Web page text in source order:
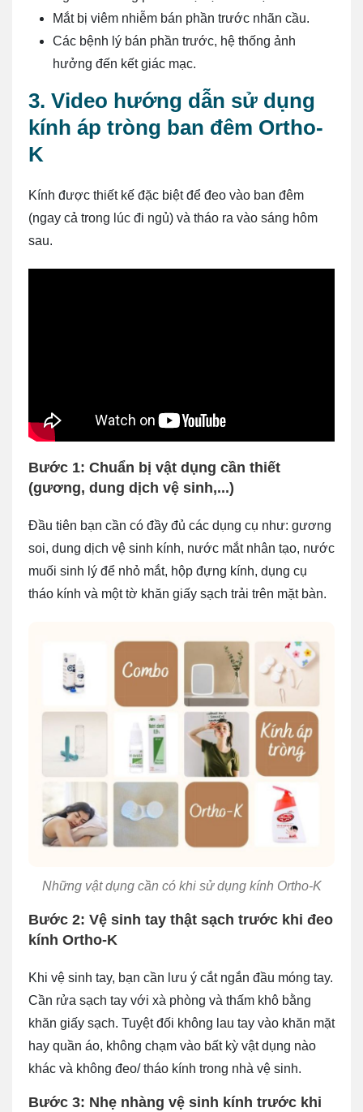
Mắt bị viêm nhiễm bán phần trước nhãn cầu.
Các bệnh lý bán phần trước, hệ thống ảnh
hưởng đến kết giác mạc.
3. Video hướng dẫn sử dụng
kính áp tròng ban đêm Ortho-
K
Kính được thiết kế đặc biệt để đeo vào ban đêm
(ngay cả trong lúc đi ngủ) và tháo ra vào sáng hôm
sau.
Bước 1: Chuẩn bị vật dụng cần thiết
(gương, dung dịch vệ sinh,...)
Đầu tiên bạn cần có đầy đủ các dụng cụ như: gương
soi, dung dịch vệ sinh kính, nước mắt nhân tạo, nước
muối sinh lý để nhỏ mắt, hộp đựng kính, dụng cụ
tháo kính và một tờ khăn giấy sạch trải trên mặt bàn.
Những vật dụng cần có khi sử dụng kính Ortho-K
Bước 2: Vệ sinh tay thật sạch trước khi đeo
kính Ortho-K
Khi vệ sinh tay, bạn cần lưu ý cắt ngắn đầu móng tay.
Cần rửa sạch tay với xà phòng và thấm khô bằng
khăn giấy sạch. Tuyệt đối không lau tay vào khăn mặt
hay quần áo, không chạm vào bất kỳ vật dụng nào
khác và không đeo/ tháo kính trong nhà vệ sinh.
Bước 3: Nhẹ nhàng vệ sinh kính trước khi